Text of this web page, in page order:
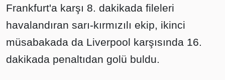
Frankfurt'a karşı 8. dakikada fileleri
havalandıran sarı-kırmızılı ekip, ikinci
müsabakada da Liverpool karşısında 16.
dakikada penaltıdan golü buldu.